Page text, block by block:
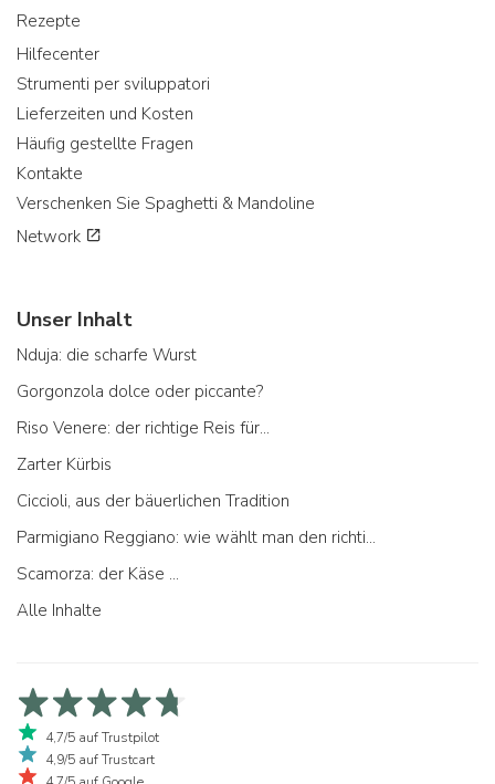
Rezepte
Hilfecenter
Strumenti per sviluppatori
Lieferzeiten und Kosten
Häufig gestellte Fragen
Kontakte
Verschenken Sie Spaghetti & Mandoline
Network
Unser Inhalt
Nduja: die scharfe Wurst
Gorgonzola dolce oder piccante?
Riso Venere: der richtige Reis für...
Zarter Kürbis
Ciccioli, aus der bäuerlichen Tradition
Parmigiano Reggiano: wie wählt man den richtigen aus
Scamorza: der Käse ...
Alle Inhalte
4,7/5 auf Trustpilot
4,9/5 auf Trustcart